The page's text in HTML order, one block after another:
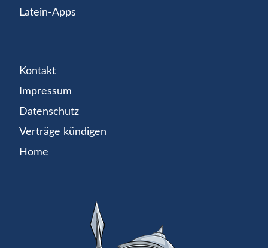
Latein-Apps
Kontakt
Impressum
Datenschutz
Verträge kündigen
Home